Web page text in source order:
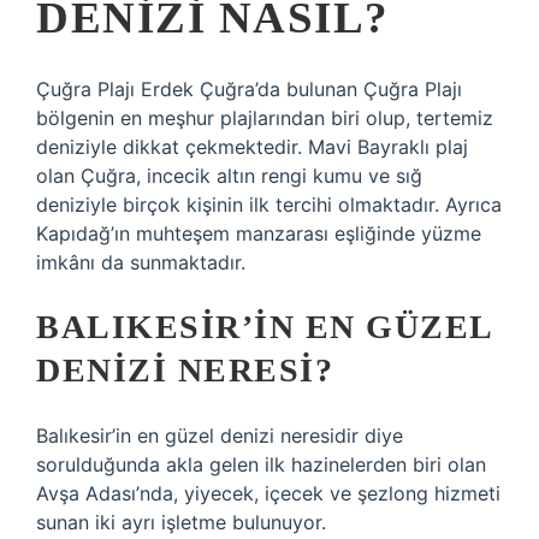
DENIZI NASIL?
Çuğra Plajı Erdek Çuğra’da bulunan Çuğra Plajı
bölgenin en meşhur plajlarından biri olup, tertemiz
deniziyle dikkat çekmektedir. Mavi Bayraklı plaj
olan Çuğra, incecik altın rengi kumu ve sığ
deniziyle birçok kişinin ilk tercihi olmaktadır. Ayrıca
Kapıdağ’ın muhteşem manzarası eşliğinde yüzme
imkânı da sunmaktadır.
BALIKESIR’IN EN GÜZEL
DENIZI NERESI?
Balıkesir’in en güzel denizi neresidir diye
sorulduğunda akla gelen ilk hazinelerden biri olan
Avşa Adası’nda, yiyecek, içecek ve şezlong hizmeti
sunan iki ayrı işletme bulunuyor.